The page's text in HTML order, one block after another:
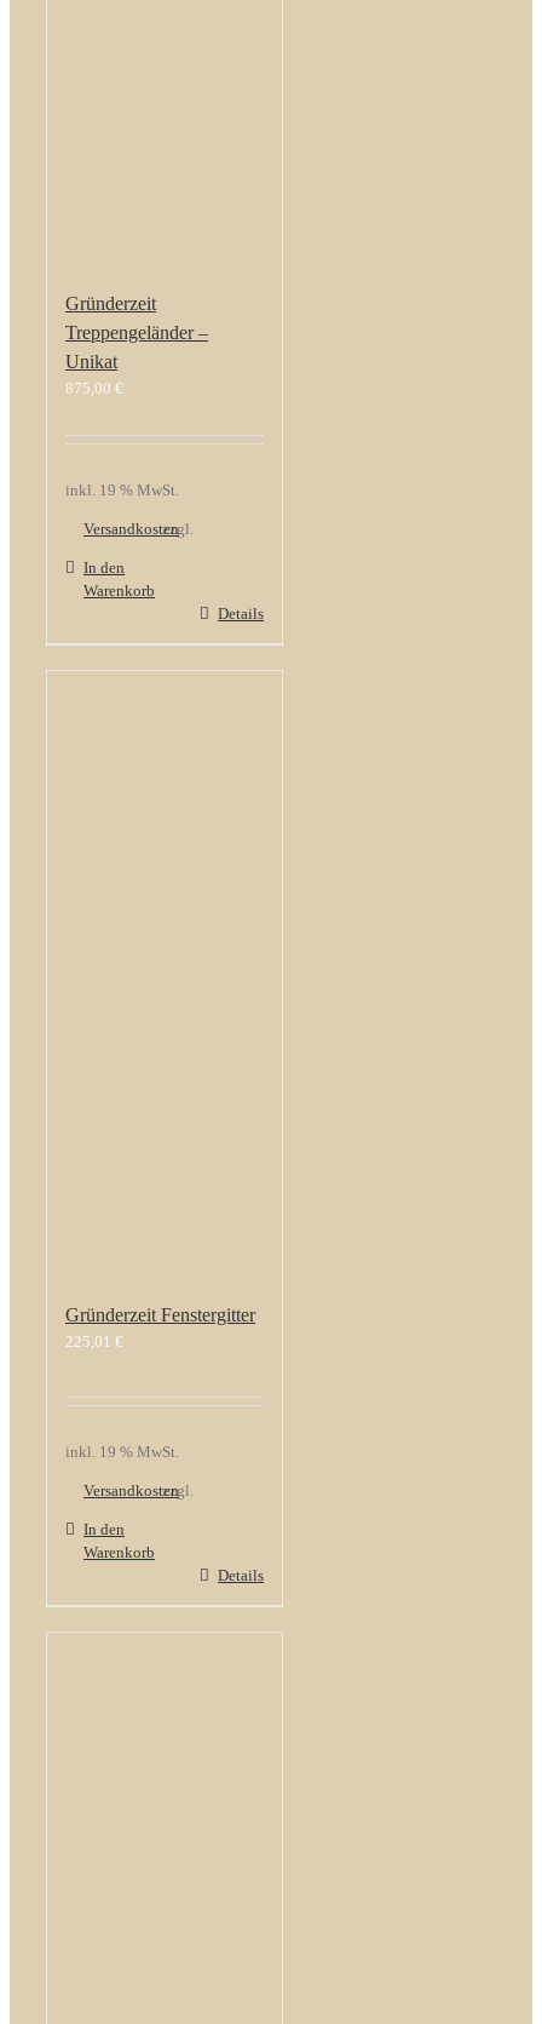
Gründerzeit
Treppengeländer –
Unikat
875,00 €
inkl. 19 % MwSt.
zzgl.
Versandkosten
In den
Warenkorb
Details
Gründerzeit Fenstergitter
225,01 €
inkl. 19 % MwSt.
zzgl.
Versandkosten
In den
Warenkorb
Details